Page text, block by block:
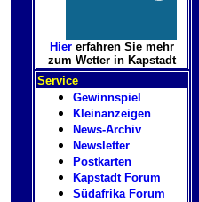
Hier erfahren Sie mehr
zum Wetter in Kapstadt
Service
Gewinnspiel
Kleinanzeigen
News-Archiv
Newsletter
Postkarten
Kapstadt Forum
Südafrika Forum